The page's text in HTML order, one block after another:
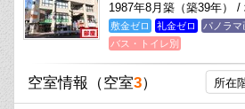
1987年8月築（築39年）
敷金ゼロ 礼金ゼロ
パノラマ
バス・トイレ別
空室情報 （空室3）